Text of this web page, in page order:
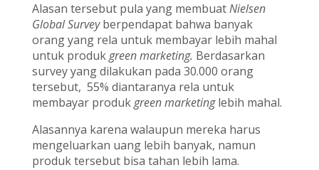
Alasan tersebut pula yang membuatNielsen
Global Surveyberpendapat bahwa banyak
orang yang rela untuk membayar lebih mahal
untuk produkgreen marketing. Berdasarkan
survey yang dilakukan pada 30.000 orang
tersebut, 55% diantaranya rela untuk
membayar produkgreen marketinglebih mahal.
Alasannya karena walaupun mereka harus
mengeluarkan uang lebih banyak, namun
produk tersebut bisa tahan lebih lama.